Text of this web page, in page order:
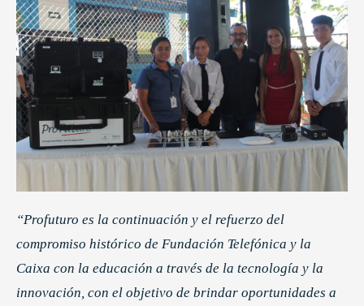
“Profuturo es la continuación y el refuerzo del
compromiso histórico de Fundación Telefónica y la
Caixa con la educación a través de la tecnología y la
innovación, con el objetivo de brindar oportunidades a